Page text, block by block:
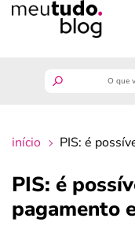
finanças
início PIS: é
PIS: é
pagamento